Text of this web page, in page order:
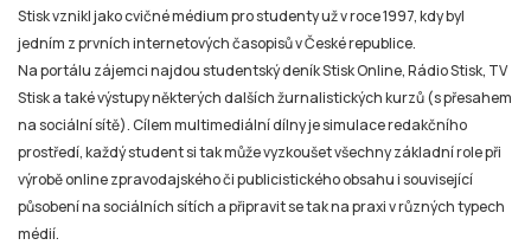
Stisk vznikl jako cvičné médium pro studenty už v roce 1997, kdy byl
jedním z prvních internetových časopisů v České republice.
Na portálu zájemci najdou studentský deník Stisk Online, Rádio Stisk, TV
Stisk a také výstupy některých dalších žurnalistických kurzů (s přesahem
na sociální sítě). Cílem multimediální dílny je simulace redakčního
prostředí, každý student si tak může vyzkoušet všechny základní role při
výrobě online zpravodajského či publicistického obsahu i související
působení na sociálních sítích a připravit se tak na praxi v různých typech
médií.